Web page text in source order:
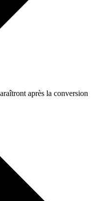
après la conversion